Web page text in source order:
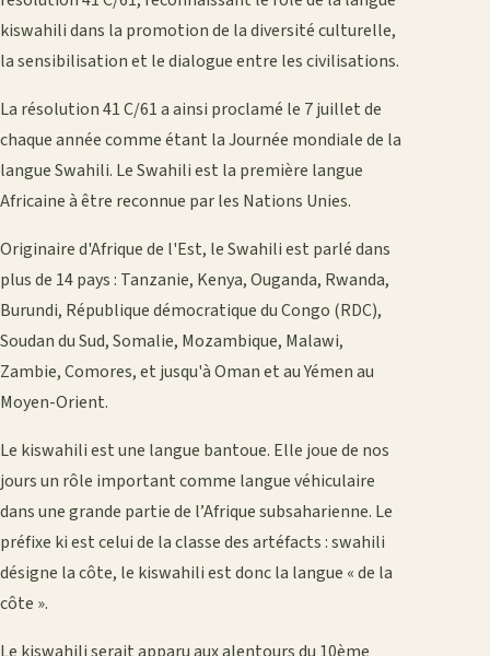
kiswahili dans la promotion de la diversité culturelle,
la sensibilisation et le dialogue entre les civilisations.
La résolution 41 C/61 a ainsi proclamé le 7 juillet de
chaque année comme étant la Journée mondiale de la
langue Swahili. Le Swahili est la première langue
Africaine à être reconnue par les Nations Unies.
Originaire d'Afrique de l'Est, le Swahili est parlé dans
plus de 14 pays : Tanzanie, Kenya, Ouganda, Rwanda,
Burundi, République démocratique du Congo (RDC),
Soudan du Sud, Somalie, Mozambique, Malawi,
Zambie, Comores, et jusqu'à Oman et au Yémen au
Moyen-Orient.
Le kiswahili est une langue bantoue. Elle joue de nos
jours un rôle important comme langue véhiculaire
dans une grande partie de l’Afrique subsaharienne. Le
préfixe ki est celui de la classe des artéfacts : swahili
désigne la côte, le kiswahili est donc la langue « de la
côte ».
Le kiswahili serait apparu aux alentours du 10ème